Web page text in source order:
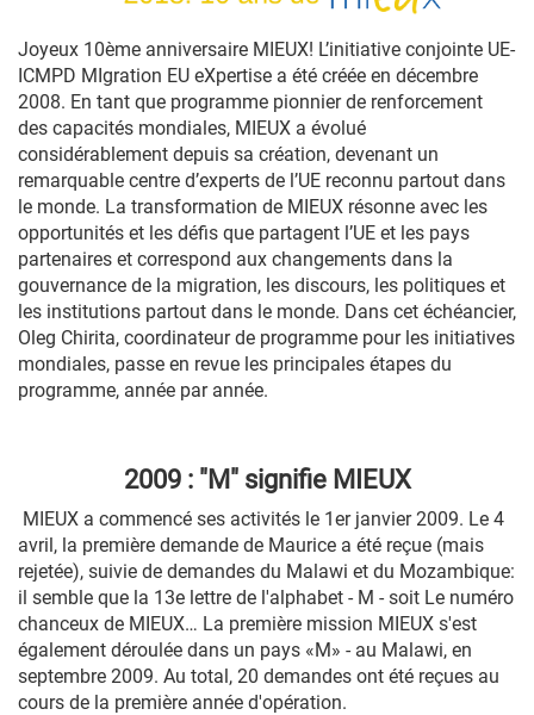
Joyeux 10ème anniversaire MIEUX! L’initiative conjointe UE-
ICMPD MIgration EU eXpertise a été créée en décembre
2008. En tant que programme pionnier de renforcement
des capacités mondiales, MIEUX a évolué
considérablement depuis sa création, devenant un
remarquable centre d’experts de l’UE reconnu partout dans
le monde. La transformation de MIEUX résonne avec les
opportunités et les défis que partagent l’UE et les pays
partenaires et correspond aux changements dans la
gouvernance de la migration, les discours, les politiques et
les institutions partout dans le monde. Dans cet échéancier,
Oleg Chirita, coordinateur de programme pour les initiatives
mondiales, passe en revue les principales étapes du
programme, année par année.
2009 : "M" signifie MIEUX
MIEUX a commencé ses activités le 1er janvier 2009. Le 4
avril, la première demande de Maurice a été reçue (mais
rejetée), suivie de demandes du Malawi et du Mozambique:
il semble que la 13e lettre de l'alphabet - M - soit Le numéro
chanceux de MIEUX… La première mission MIEUX s'est
également déroulée dans un pays «M» - au Malawi, en
septembre 2009. Au total, 20 demandes ont été reçues au
cours de la première année d'opération.